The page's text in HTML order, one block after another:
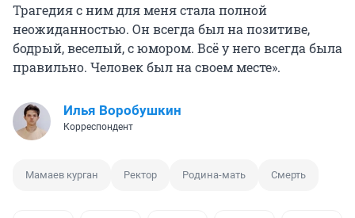
Трагедия с ним для меня стала полной
неожиданностью. Он всегда был на позитиве,
бодрый, веселый, с юмором. Всё у него всегда была
правильно. Человек был на своем месте».
Илья Воробушкин
Корреспондент
Мамаев курган Ректор Родина-мать Смерть